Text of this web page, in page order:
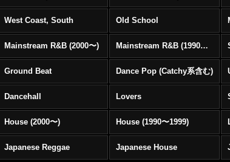
West Coast, South Old School
Mainstream R&B (2000〜) Mainstream R&B (1990〜1999)
Ground Beat Dance Pop (Catchy系含む)
Dancehall Lovers
House (2000〜) House (1990〜1999)
Japanese Reggae Japanese House